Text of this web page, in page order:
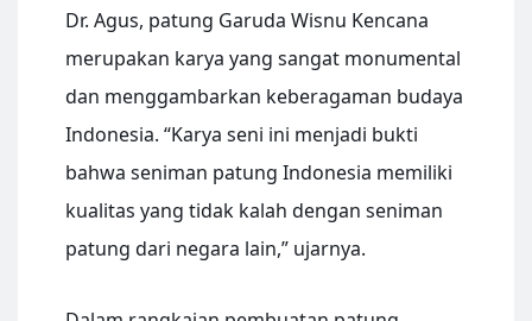
Dr. Agus, patung Garuda Wisnu Kencana
merupakan karya yang sangat monumental
dan menggambarkan keberagaman budaya
Indonesia. “Karya seni ini menjadi bukti
bahwa seniman patung Indonesia memiliki
kualitas yang tidak kalah dengan seniman
patung dari negara lain,” ujarnya.